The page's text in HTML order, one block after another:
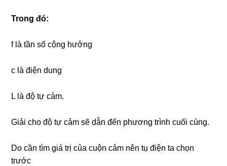
Trong đó:
f là tần số cộng hưởng
c là điện dung
L là độ tự cảm.
Giải cho độ tự cảm sẽ dẫn đến phương trình cuối cùng.
Do cần tìm giá trị của cuộn cảm nên tụ điện ta chọn
trước